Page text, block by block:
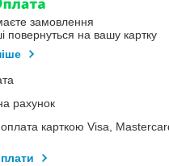
замовлення
повернуться на вашу картку
рахунок
карткою Visa,